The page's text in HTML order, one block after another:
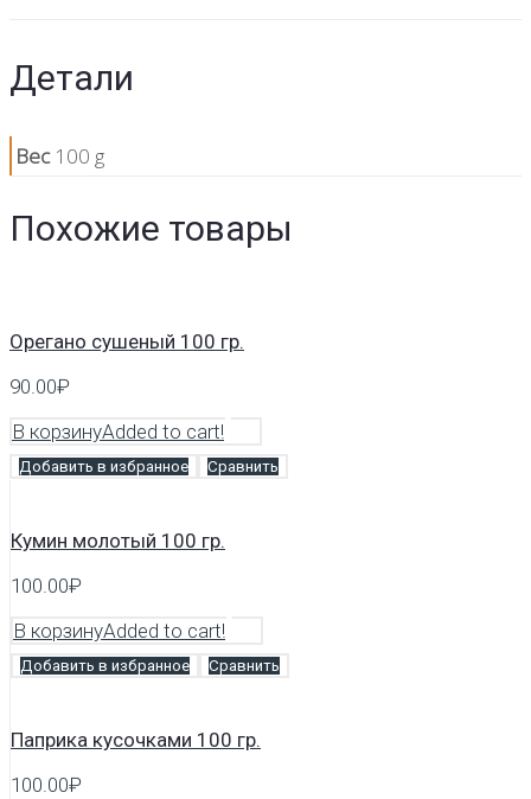
Детали
Вес 100 g
Похожие товары
Орегано сушеный 100 гр.
90.00₽
В корзинуAdded to cart!
Добавить в избранное Сравнить
Кумин молотый 100 гр.
100.00₽
В корзинуAdded to cart!
Добавить в избранное Сравнить
Паприка кусочками 100 гр.
100.00₽